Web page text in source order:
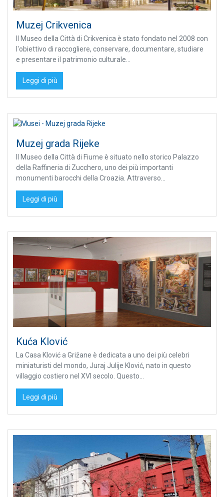
Muzej Crikvenica
Il Museo della Città di Crikvenica è stato fondato nel 2008 con
l'obiettivo di raccogliere, conservare, documentare, studiare
e presentare il patrimonio culturale...
Leggi di più
Muzej grada Rijeke
Il Museo della Città di Fiume è situato nello storico Palazzo
della Raffineria di Zucchero, uno dei più importanti
monumenti barocchi della Croazia. Attraverso...
Leggi di più
Kuća Klović
La Casa Klović a Grižane è dedicata a uno dei più celebri
miniaturisti del mondo, Juraj Julije Klović, nato in questo
villaggio costiero nel XVI secolo. Questo...
Leggi di più